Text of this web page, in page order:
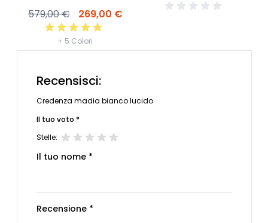
579,00 € 269,00 €
+ 5 Colori
Recensisci:
Credenza madia bianco lucido
Il tuo voto *
Stelle:
Il tuo nome *
Recensione *